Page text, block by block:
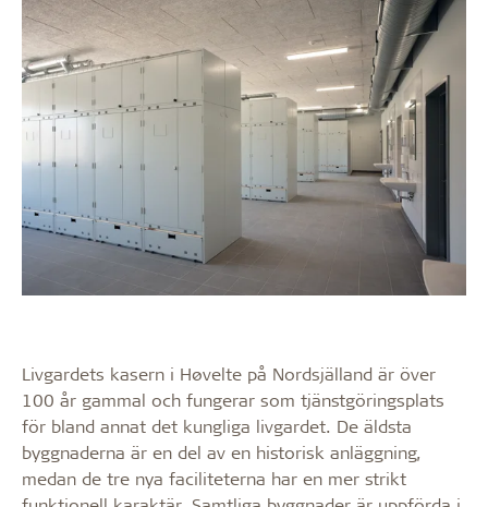
Livgardets kasern i Høvelte på Nordsjälland är över
100 år gammal och fungerar som tjänstgöringsplats
för bland annat det kungliga livgardet. De äldsta
byggnaderna är en del av en historisk anläggning,
medan de tre nya faciliteterna har en mer strikt